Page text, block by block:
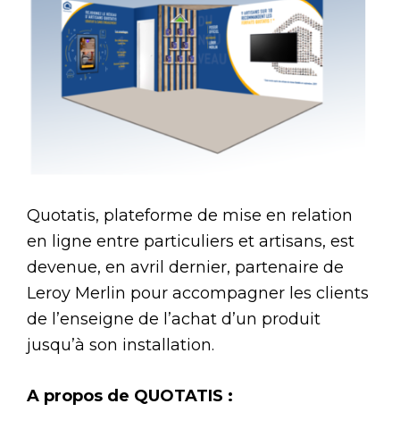
Quotatis, plateforme de mise en relation
en ligne entre particuliers et artisans, est
devenue, en avril dernier, partenaire de
Leroy Merlin pour accompagner les clients
de l’enseigne de l’achat d’un produit
jusqu’à son installation.
A propos de QUOTATIS :